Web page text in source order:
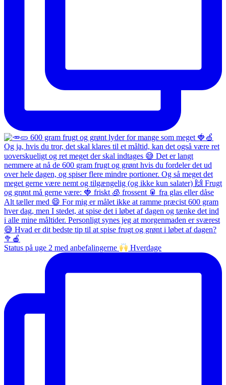
Status på uge 2 med anbefalingerne Hverdage